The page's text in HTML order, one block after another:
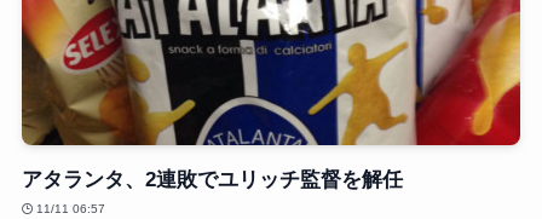
アタランタ、2連敗でユリッチ監督を解任
11/11 06:57